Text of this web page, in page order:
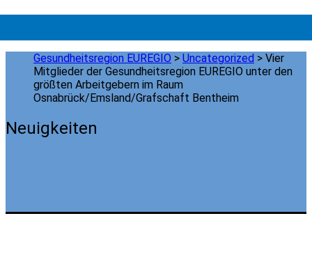
Gesundheitsregion EUREGIO > Uncategorized > Vier
Mitglieder der Gesundheitsregion EUREGIO unter den
größten Arbeitgebern im Raum
Osnabrück/Emsland/Grafschaft Bentheim
Neuigkeiten